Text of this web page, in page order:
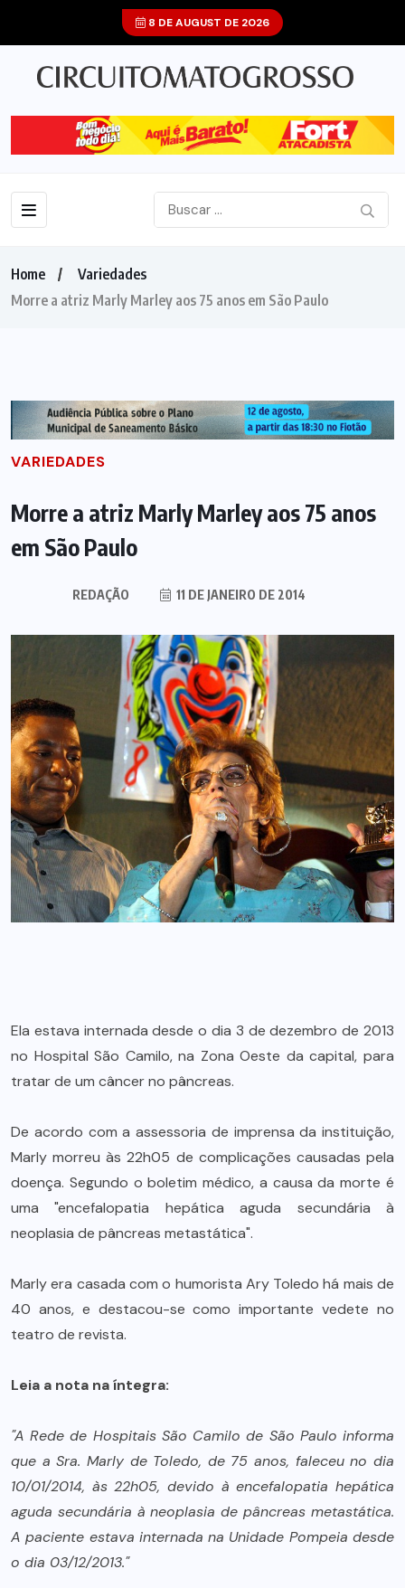
8 DE AUGUST DE 2026
Home
Variedades
Morre a atriz Marly Marley aos 75 anos em São Paulo
VARIEDADES
Morre a atriz Marly Marley aos 75 anos
em São Paulo
REDAÇÃO 11 DE JANEIRO DE 2014
Ela estava internada desde o dia 3 de dezembro de 2013
no Hospital São Camilo, na Zona Oeste da capital, para
tratar de um câncer no pâncreas.
De acordo com a assessoria de imprensa da instituição,
Marly morreu às 22h05 de complicações causadas pela
doença. Segundo o boletim médico, a causa da morte é
uma "encefalopatia hepática aguda secundária à
neoplasia de pâncreas metastática".
Marly era casada com o humorista Ary Toledo há mais de
40 anos, e destacou-se como importante vedete no
teatro de revista.
Leia a nota na íntegra:
"A Rede de Hospitais São Camilo de São Paulo informa
que a Sra. Marly de Toledo, de 75 anos, faleceu no dia
10/01/2014, às 22h05, devido à encefalopatia hepática
aguda secundária à neoplasia de pâncreas metastática.
A paciente estava internada na Unidade Pompeia desde
o dia 03/12/2013."